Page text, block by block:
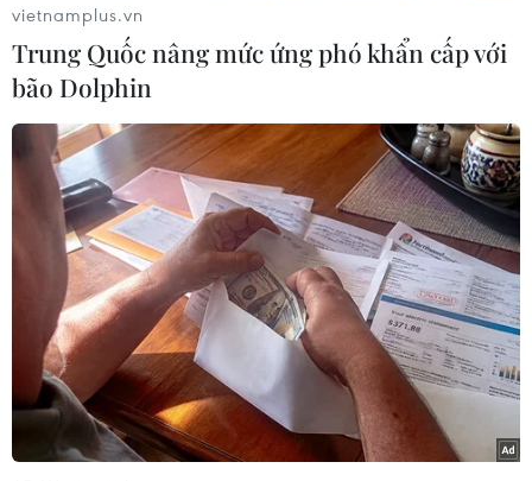
02 (theo giờ địa phương). Ít phút sau đó, cơ
trưởng thông báo cho bộ phận điều phối không
lưu về việc hạ cánh xuống sân bay vì lý do mất
liên lạc radio.
Tiếp đó, cơ trưởng báo cáo sự cố lần thứ hai và
hệ thống bay tự động của máy bay cũng bị
hỏng. Lúc 18 giờ 30, máy bay hạ cánh xuống
đường băng sân bay Sheremetyevo và bốc cháy
ngay sau đó.
Ngay sau khi hạ cánh, tín hiệu báo động đã
được phát đi, các cầu trượt khẩn cấp được triển
khai để sơ tán hành khách. Hai đội cứu hỏa có
mặt lúc 18h32, và một phút sau đó có thêm 4 đội
vietnamplus.vn
Trung Quốc nâng mức ứng phó khẩn cấp với
bão Dolphin